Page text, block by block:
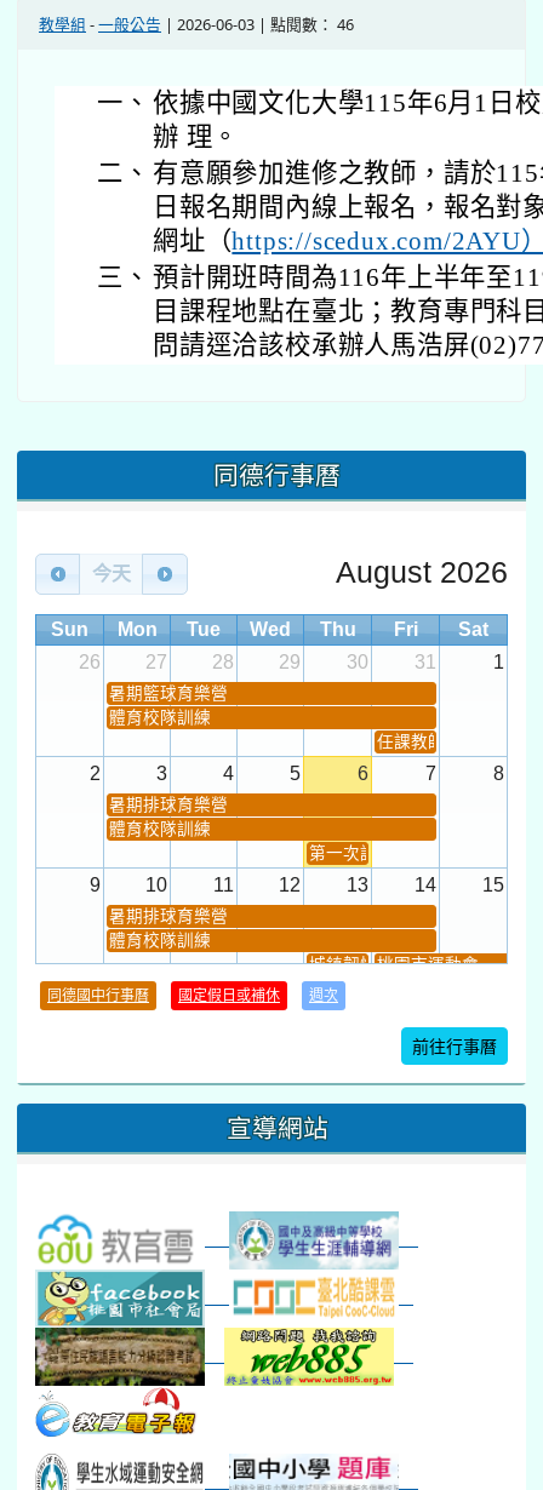
教學組 -一般公告 | 2026-06-03 | 點閱數： 46
一、 依據中國文化大學115年6月1日
辦 理。
二、 有意願參加進修之教師，請於
日報名期間內線上報名，報名對
網址（https://scedux.com/2AYU
三、 預計開班時間為116年上半年至
目課程地點在臺北；教育專門科
問請逕洽該校承辦人馬浩屏
同德行事曆
今天 August 2026
Sun Mon Tue Wed Thu Fri
Sat
26
27 28 29 30 31 1
暑期籃球育樂營
體育校隊訓練
任課教師抽籤
2 3 4 5 6 7 8
暑期排球育樂營
體育校隊訓練
第一次課發會 (12:30~)
9 10 11 12 13 14 15
暑期排球育樂營
體育校隊訓練
城鎮韌性(防空)演習
桃園市運動會
暑期體育育樂營結束
21 22
桃園市運動會
數感實驗夏令營(整天)
新生智力測驗補測(...
下午-新進教師研習
教師備課會議
新生訓練(整天)新生訓練(~12:00)
下午-校務會議14:00-
八九年級返校8-9
防災演練工作分配及...
30 31 2 3
本週_健康檢查週各班器材負責人訓練
發放班級書箱及晨讀...
技藝教育學程說明會...
12:30幹部訓練七年級新生健檢
本週_友善校園週收學生證、換補教科...
本週_圖書館開放借...
開學日
第一週
超額比序暨免試入學...
同德國中行事曆 國定假日或補休 週次
前往行事曆
宣導網站